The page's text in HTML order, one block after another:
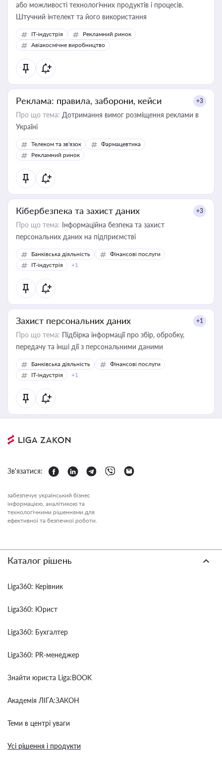
або можливості технологічних продуктів і процесів.
Штучний інтелект та його використання
IT-індустрія
Рекламний ринок
Авіакосмічне виробництво
Реклама: правила, заборони, кейси +3
Про що тема: Дотримання вимог розміщення реклами в
Україні
Телеком та зв'язок
Фармацевтика
Рекламний ринок
Кібербезпека та захист даних +3
Про що тема: Інформаційна безпека та захист
персональних даних на підприємстві
Банківська діяльність
Фінансові послуги
IT-індустрія
+1
Захист персональних даних +1
Про що тема: Підбірка інформації про збір, обробку,
передачу та інші дії з персональними даними
Банківська діяльність
Фінансові послуги
IT-індустрія
+1
Зв'язатися:
забезпечує український бізнес
інформацією, аналітикою та
технологічними рішеннями для
ефективної та безпечної роботи.
Каталог рішень
Liga360: Керівник
Liga360: Юрист
Liga360: Бухгалтер
Liga360: PR-менеджер
Знайти юриста Liga:BOOK
Академія ЛІГА:ЗАКОН
Теми в центрі уваги
Усі рішення і продукти